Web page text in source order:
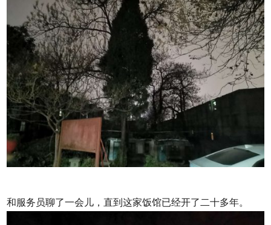
和服务员聊了一会儿，直到这家饭馆已经开了二十多年。